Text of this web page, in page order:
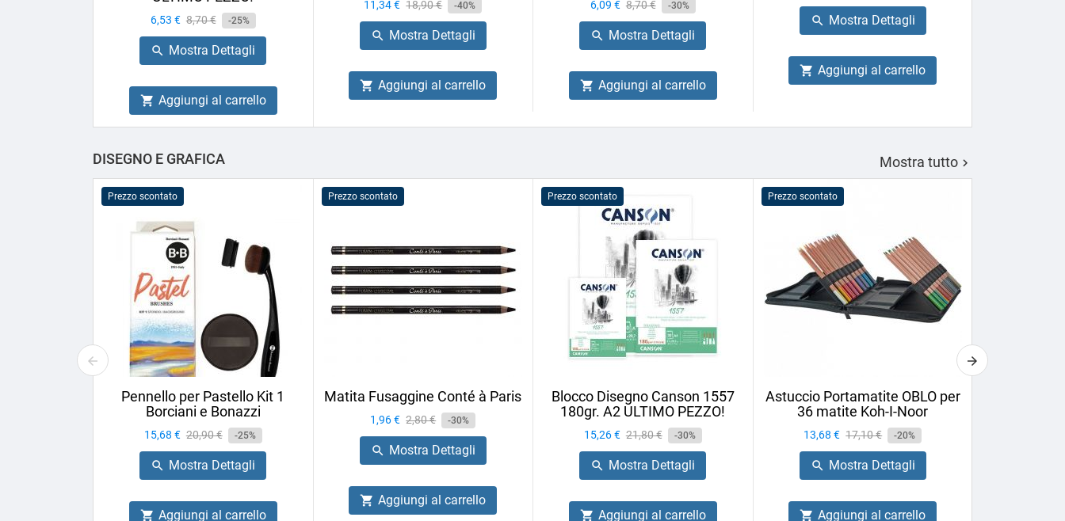
Prezzo
6,53 € Prezzo
base
8,70 € -25%
 Mostra Dettagli
 Aggiungi al carrello
Prezzo
11,34 € Prezzo
base
18,90 € -40%
 Mostra Dettagli
 Aggiungi al carrello
Prezzo
6,09 € Prezzo
base
8,70 € -30%
 Mostra Dettagli
 Aggiungi al carrello
base
 Mostra Dettagli
 Aggiungi al carrello
DISEGNO E GRAFICA Mostra tutto 
Prezzo scontato
Pennello per Pastello Kit 1
Borciani e Bonazzi
Prezzo
15,68 € Prezzo
base
20,90 € -25%
 Mostra Dettagli
 Aggiungi al carrello
Prezzo scontato
Matita Fusaggine Conté à Paris
Prezzo
1,96 € Prezzo
base
2,80 € -30%
 Mostra Dettagli
 Aggiungi al carrello
Prezzo scontato
Blocco Disegno Canson 1557
180gr. A2 ULTIMO PEZZO!
Prezzo
15,26 € Prezzo
base
21,80 € -30%
 Mostra Dettagli
 Aggiungi al carrello
Prezzo scontato
Astuccio Portamatite OBLO per
36 matite Koh-I-Noor
Prezzo
13,68 € Prezzo
base
17,10 € -20%
 Mostra Dettagli
 Aggiungi al carrello